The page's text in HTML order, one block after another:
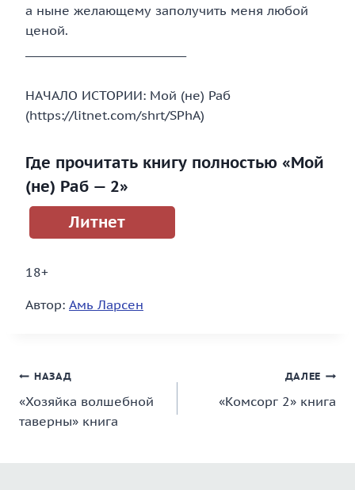
а ныне желающему заполучить меня любой
ценой.
НАЧАЛО ИСТОРИИ: Мой (не) Раб
(https://litnet.com/shrt/SPhA)
Где прочитать книгу полностью «Мой
(не) Раб — 2»
Литнет
18+
Автор: Амь Ларсен
Навигация
по
записям
НАЗАД
«Хозяйка волшебной
таверны» книга
ДАЛЕЕ
«Комсорг 2» книга